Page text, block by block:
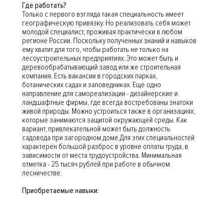
Где работать?
Только с первого взгляда такая специальность имеет
географическую привязку. Но реализовать себя может
молодой специалист, проживая практически в любом
регионе России. Поскольку полученных знаний и навыков
ему хватит для того, чтобы работать не только на
лесоустроительных предприятиях. Это может быть и
деревообрабатывающий завод или же строительная
компания. Есть вакансии в городских парках,
ботанических садах и заповедниках. Еще одно
направление для самореализации - дизайнерские и
ландшафтные фирмы, где всегда востребованы знатоки
живой природы. Можно устроиться также в организациях,
которые занимаются защитой окружающей среды. Как
вариант, привлекательной может быть должность
садовода при загородном доме.Для этих специальностей
характерен большой разброс в уровне оплаты труда, в
зависимости от места трудоустройства. Минимальная
отметка - 25 тысяч рублей при работе в обычном
лесничестве.
Приобретаемые навыки: